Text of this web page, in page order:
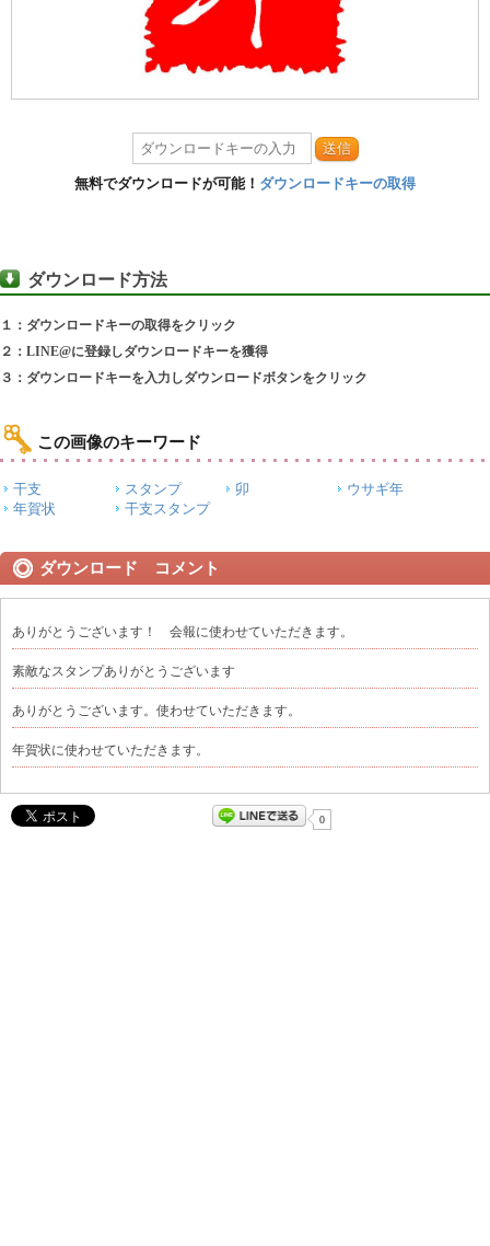
送信
無料でダウンロードが可能！ ダウンロードキーの取得
ダウンロード方法
１：ダウンロードキーの取得をクリック
２：LINE@に登録しダウンロードキーを獲得
３：ダウンロードキーを入力しダウンロードボタンをクリック
この画像のキーワード
干支 スタンプ 卯
ウサギ年
年賀状
干支スタンプ
ダウンロード コメント
ありがとうございます！ 会報に使わせていただきます。
素敵なスタンプありがとうございます
ありがとうございます。使わせていただきます。
年賀状に使わせていただきます。
0